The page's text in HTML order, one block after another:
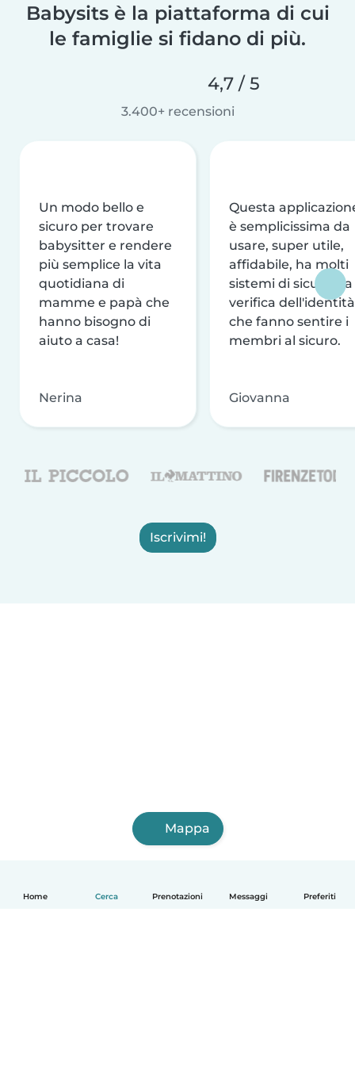
Home Cerca Prenotazioni Messaggi Preferiti
Babysits è la piattaforma di cui
le famiglie si fidano di più.
4,7 / 5
3.400+ recensioni
Un modo bello e
sicuro per trovare
babysitter e rendere
più semplice la vita
quotidiana di
mamme e papà che
hanno bisogno di
aiuto a casa!
Nerina
Questa
è semplicissima da
usare, super utile,
affidabile, ha molti
sistemi di sicurezza
verifica dell'identità
che fanno sentire i
membri al sicuro.
Giovanna
Iscrivimi!
Mappa